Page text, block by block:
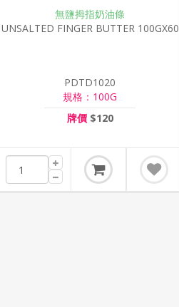
無鹽拇指奶油條
UNSALTED FINGER BUTTER 100GX60
PDTD1020
規格：100G
牌價$120